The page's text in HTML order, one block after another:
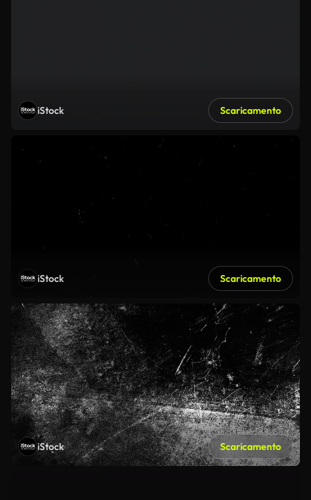
iStock Scaricamento
iStock Scaricamento
iStock Scaricamento